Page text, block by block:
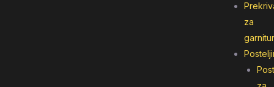
za